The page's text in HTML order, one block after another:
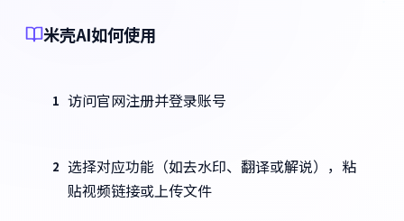
米壳AI如何使用
1 访问官网注册并登录账号
2 选择对应功能（如去水印、翻译或解说），粘
贴视频链接或上传文件